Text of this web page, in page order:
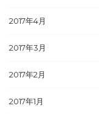
2017年4月
2017年3月
2017年2月
2017年1月